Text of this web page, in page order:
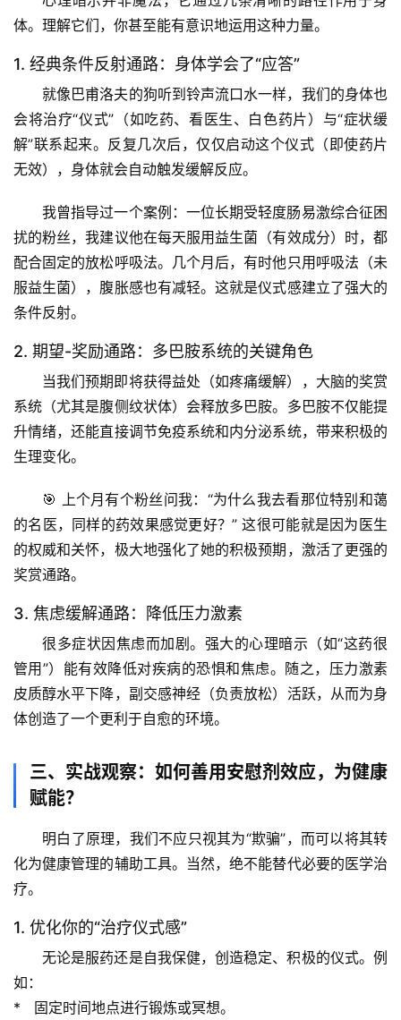
首
页
题
表
自
物
奥
秘
档
案
体。理解它们，你甚至能有意识地运用这种力量。
1. 经典条件反射通路：身体学会了“应答”
就像巴甫洛夫的狗听到铃声流口水一样，我们的身体也
会将治疗“仪式”（如吃药、看医生、白色药片）与“症状缓
解”联系起来。反复几次后，仅仅启动这个仪式（即使药片
无效），身体就会自动触发缓解反应。
我曾指导过一个案例 ：一位长期受轻度肠易激综合征困
扰的粉丝，我建议他在每天服用益生菌（有效成分）时，都
配合固定的放松呼吸法。几个月后，有时他只用呼吸法（未
服益生菌），腹胀感也有减轻。这就是仪式感建立了强大的
条件反射。
2. 期望-奖励通路：多巴胺系统的关键角色
当我们预期即将获得益处（如疼痛缓解），大脑的奖赏
系统（尤其是腹侧纹状体）会释放多巴胺。多巴胺不仅能提
升情绪，还能直接调节免疫系统和内分泌系统，带来积极的
生理变化。
🎯 上个月有个粉丝问我：“为什么我去看那位特别和蔼
的名医，同样的药效果感觉更好？” 这很可能就是因为 医生
的权威和关怀，极大地强化了她的积极预期，激活了更强的
奖赏通路。
3. 焦虑缓解通路：降低压力激素
很多症状因焦虑而加剧。强大的心理暗示（如“这药很
管用”）能有效降低对疾病的恐惧和焦虑。随之，压力激素
皮质醇水平下降，副交感神经（负责放松）活跃，从而为身
体创造了一个更利于自愈的环境。
三、实战观察：如何善用安慰剂效应，为健康
赋能？
明白了原理，我们不应只视其为“欺骗”，而可以将其转
化为健康管理的辅助工具。当然，绝不能替代必要的医学治
疗。
1. 优化你的“治疗仪式感”
无论是服药还是自我保健，创造稳定、积极的仪式。例
如：
* 固定时间地点进行锻炼或冥想。